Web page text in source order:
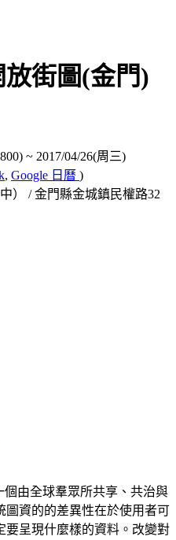
街圖(金門)
~ 2017/04/26(周三)
, Google 日曆 )
） / 金門縣金城鎮民權路32
由全球羣眾所共享、共治與
圖資的的差異性在於使用者可
要呈現什麼樣的資料。改變對